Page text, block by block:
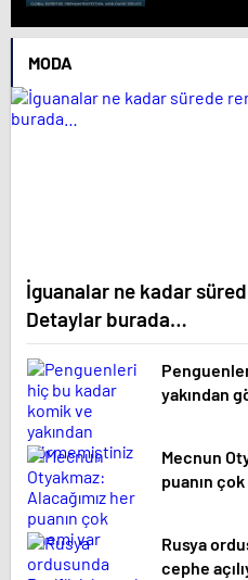
MODA
İguanalar ne kadar
Detaylar burada…
yakından
Mecnun
puanın
Rusya
cephe